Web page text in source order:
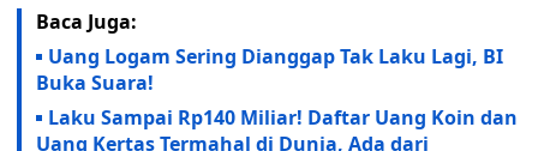
Baca Juga:
Uang Logam Sering Dianggap Tak Laku Lagi, BI
Buka Suara!
Laku Sampai Rp140 Miliar! Daftar Uang Koin dan
Uang Kertas Termahal di Dunia, Ada dari